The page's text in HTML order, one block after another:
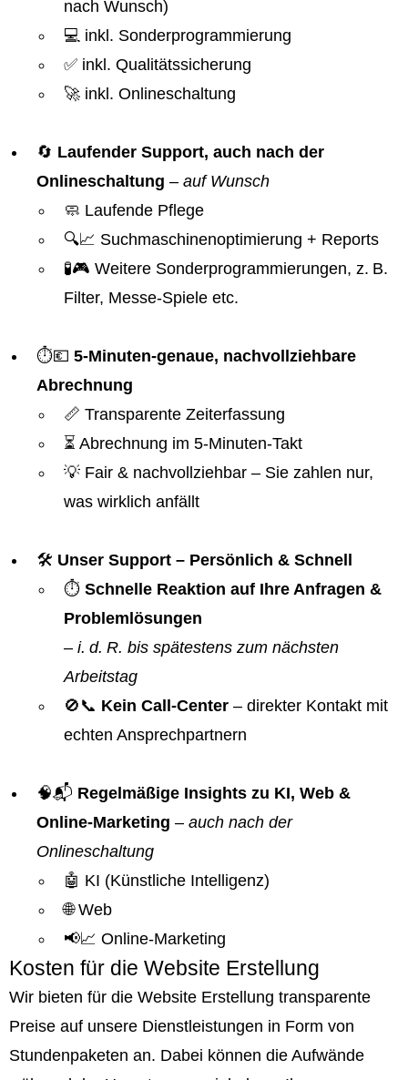
nach Wunsch)
💻 inkl. Sonderprogrammierung
✅ inkl. Qualitätssicherung
🚀 inkl. Onlineschaltung
🔄 Laufender Support, auch nach der
Onlineschaltung – auf Wunsch
🧼 Laufende Pflege
🔍📈 Suchmaschinenoptimierung + Reports
🧪🎮 Weitere Sonderprogrammierungen, z. B.
Filter, Messe-Spiele etc.
⏱️💶 5-Minuten-genaue, nachvollziehbare
Abrechnung
📏 Transparente Zeiterfassung
⏳ Abrechnung im 5-Minuten-Takt
💡 Fair & nachvollziehbar – Sie zahlen nur,
was wirklich anfällt
🛠️ Unser Support – Persönlich & Schnell
⏱️ Schnelle Reaktion auf Ihre Anfragen &
Problemlösungen
– i. d. R. bis spätestens zum nächsten
Arbeitstag
🚫📞 Kein Call-Center – direkter Kontakt mit
echten Ansprechpartnern
🧠📬 Regelmäßige Insights zu KI, Web &
Online-Marketing – auch nach der
Onlineschaltung
🤖 KI (Künstliche Intelligenz)
🌐 Web
📢📈 Online-Marketing
Kosten für die Website Erstellung
Wir bieten für die Website Erstellung transparente
Preise auf unsere Dienstleistungen in Form von
Stundenpaketen an. Dabei können die Aufwände